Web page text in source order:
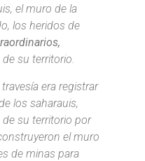
el muro de la
los heridos de
su territorio.
era registrar
los saharauis,
su territorio por
el muro
de minas para